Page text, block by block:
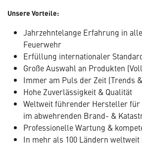
Unsere Vorteile:
Jahrzehntelange Erfahrung in
Feuerwehr
Erfüllung internationaler
Große Auswahl an Produkten
Immer am Puls der Zeit (Trends
Hohe Zuverlässigkeit & Qualität
Weltweit führender Hersteller
im abwehrenden Brand- &
Professionelle Wartung &
In mehr als 100 Ländern weltweit